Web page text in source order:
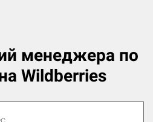
менеджера по
Wildberries